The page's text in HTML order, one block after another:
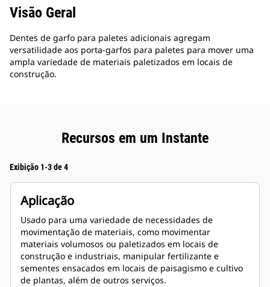
Visão Geral
Dentes de garfo para paletes adicionais agregam
versatilidade aos porta-garfos para paletes para mover uma
ampla variedade de materiais paletizados em locais de
construção.
Recursos em um Instante
Exibição 1-3 de 4
Aplicação
Usado para uma variedade de necessidades de
movimentação de materiais, como movimentar
materiais volumosos ou paletizados em locais de
construção e industriais, manipular fertilizante e
sementes ensacados em locais de paisagismo e cultivo
de plantas, além de outros serviços.